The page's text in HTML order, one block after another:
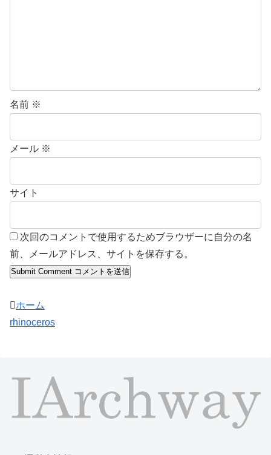
名前 ※
メール ※
サイト
次回のコメントで使用するためブラウザーに自分の名
前、メールアドレス、サイトを保存する。
ホーム
rhinoceros